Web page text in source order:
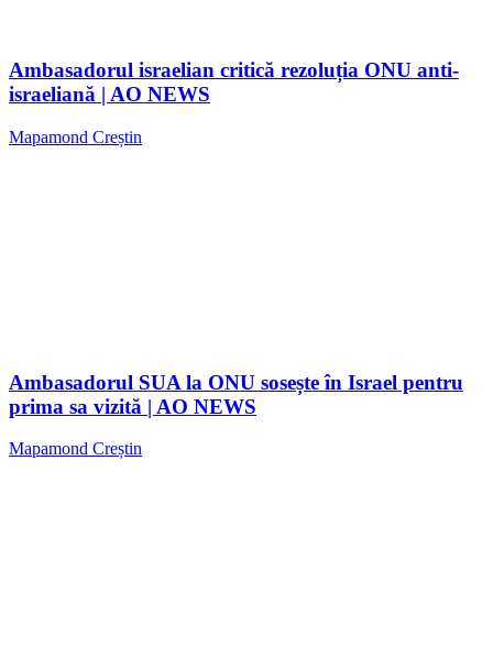
Ambasadorul israelian critică rezoluția ONU anti-
israeliană | AO NEWS
Mapamond Creștin
Ambasadorul SUA la ONU sosește în Israel pentru
prima sa vizită | AO NEWS
Mapamond Creștin